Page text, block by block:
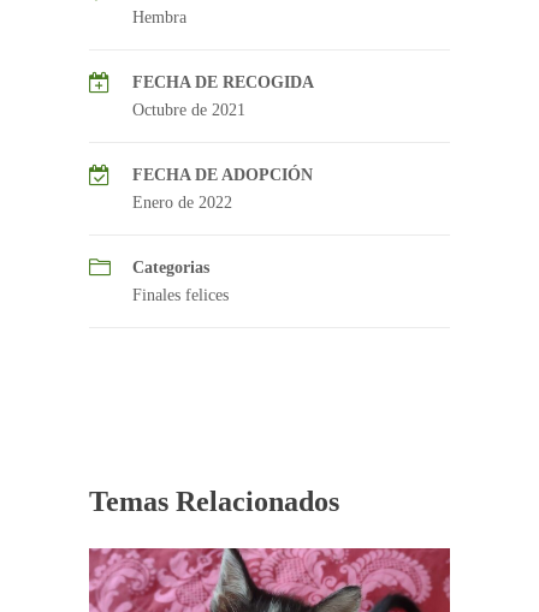
Hembra
FECHA DE RECOGIDA
Octubre de 2021
FECHA DE ADOPCIÓN
Enero de 2022
Categorias
Finales felices
Temas Relacionados